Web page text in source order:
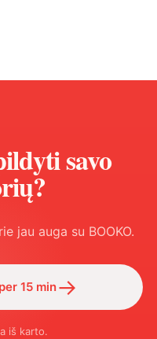
savo
jau auga su BOOKO.
15 min→
iš karto.